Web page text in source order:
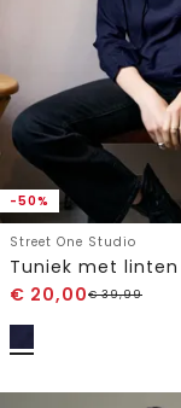
-50%
Street One Studio
Tuniek met linten
€ 20,00€39,99